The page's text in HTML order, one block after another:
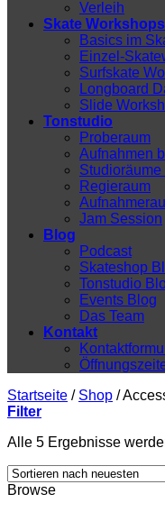
Verleih
Skate Workshops
Basics im
Einzel-
Surfskate
Longboard
Slide
Tonstudio
Proberaum
Aufnahmen
Studioräume
Regieraum
Jam Session
Blog
Podcast
Skateshop
Tonstudio
Events Blog
Das Team
Kontakt
Startseite / Shop /
Filter
Alle 5 Ergebnisse
Browse